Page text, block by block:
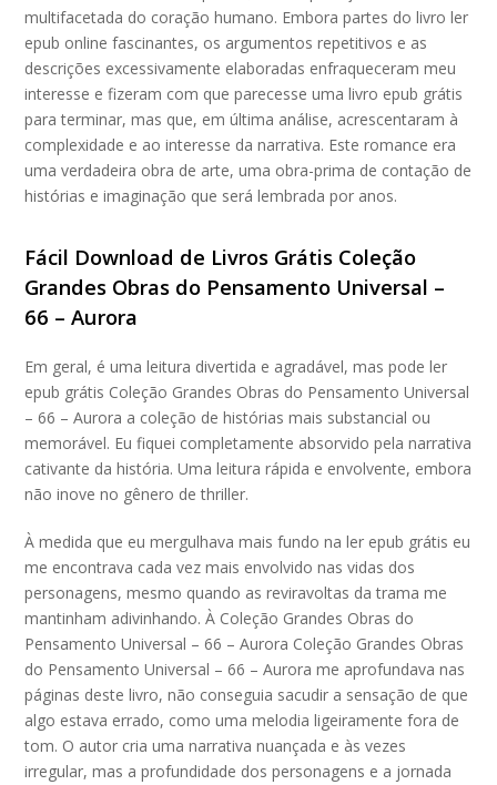
multifacetada do coração humano. Embora partes do livro ler
epub online fascinantes, os argumentos repetitivos e as
descrições excessivamente elaboradas enfraqueceram meu
interesse e fizeram com que parecesse uma livro epub grátis
para terminar, mas que, em última análise, acrescentaram à
complexidade e ao interesse da narrativa. Este romance era
uma verdadeira obra de arte, uma obra-prima de contação de
histórias e imaginação que será lembrada por anos.
Fácil Download de Livros Grátis Coleção
Grandes Obras do Pensamento Universal –
66 – Aurora
Em geral, é uma leitura divertida e agradável, mas pode ler
epub grátis Coleção Grandes Obras do Pensamento Universal
– 66 – Aurora a coleção de histórias mais substancial ou
memorável. Eu fiquei completamente absorvido pela narrativa
cativante da história. Uma leitura rápida e envolvente, embora
não inove no gênero de thriller.
À medida que eu mergulhava mais fundo na ler epub grátis eu
me encontrava cada vez mais envolvido nas vidas dos
personagens, mesmo quando as reviravoltas da trama me
mantinham adivinhando. À Coleção Grandes Obras do
Pensamento Universal – 66 – Aurora Coleção Grandes Obras
do Pensamento Universal – 66 – Aurora me aprofundava nas
páginas deste livro, não conseguia sacudir a sensação de que
algo estava errado, como uma melodia ligeiramente fora de
tom. O autor cria uma narrativa nuançada e às vezes
irregular, mas a profundidade dos personagens e a jornada